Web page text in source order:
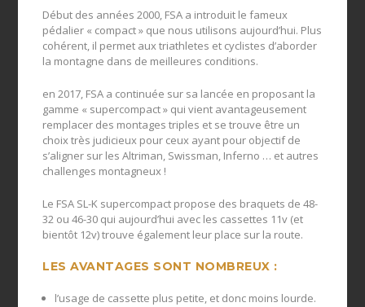
Début des années 2000, FSA a introduit le fameux
pédalier « compact » que nous utilisons aujourd’hui. Plus
cohérent, il permet aux triathletes et cyclistes d’aborder
la montagne dans de meilleures conditions.
en 2017, FSA a continuée sur sa lancée en proposant la
gamme « supercompact » qui vient avantageusement
remplacer des montages triples et se trouve être un
choix très judicieux pour ceux ayant pour objectif de
s’aligner sur les Altriman, Swissman, Inferno … et autres
challenges montagneux !
Le FSA SL-K supercompact propose des braquets de 48-
32 ou 46-30 qui aujourd’hui avec les cassettes 11v (et
bientôt 12v) trouve également leur place sur la route.
LES AVANTAGES SONT NOMBREUX :
l’usage de cassette plus petite, et donc moins lourde.